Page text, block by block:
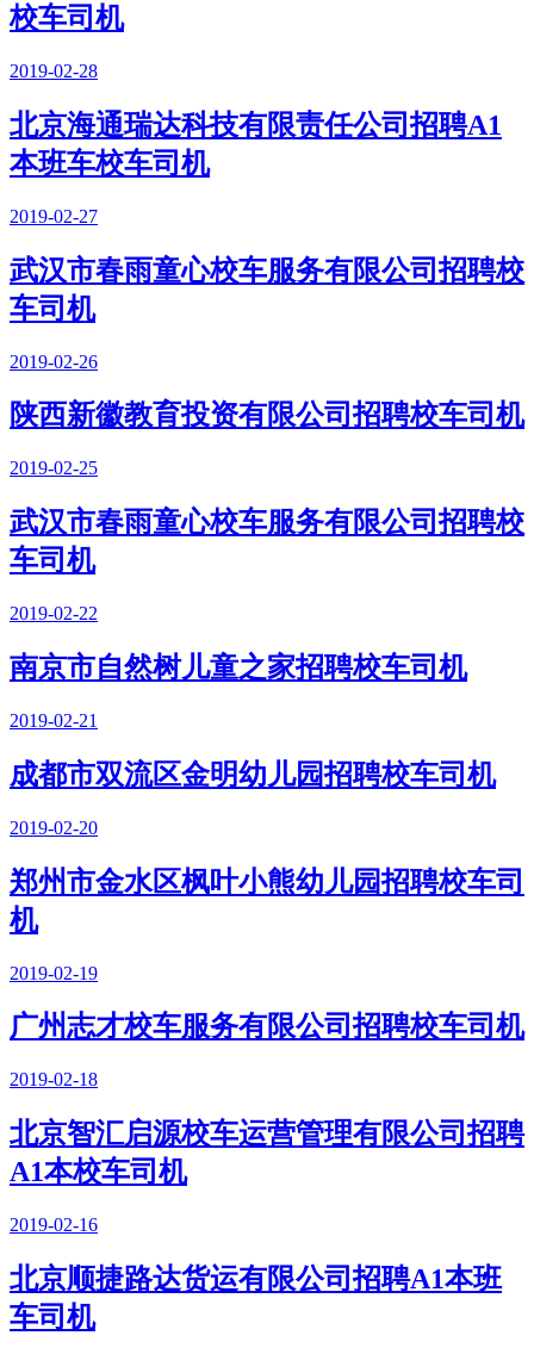
校车司机
2019-02-28
北京海通瑞达科技有限责任公司招聘A1
本班车校车司机
2019-02-27
武汉市春雨童心校车服务有限公司招聘校
车司机
2019-02-26
陕西新徽教育投资有限公司招聘校车司机
2019-02-25
武汉市春雨童心校车服务有限公司招聘校
车司机
2019-02-22
南京市自然树儿童之家招聘校车司机
2019-02-21
成都市双流区金明幼儿园招聘校车司机
2019-02-20
郑州市金水区枫叶小熊幼儿园招聘校车司
机
2019-02-19
广州志才校车服务有限公司招聘校车司机
2019-02-18
北京智汇启源校车运营管理有限公司招聘
A1本校车司机
2019-02-16
北京顺捷路达货运有限公司招聘A1本班
车司机